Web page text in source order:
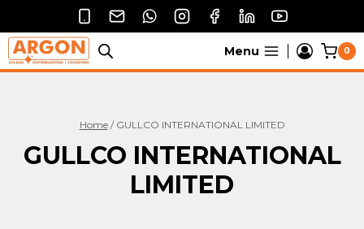
o
Conteúdo
Menu 0
Home / GULLCO INTERNATIONAL LIMITED
GULLCO INTERNATIONAL
LIMITED